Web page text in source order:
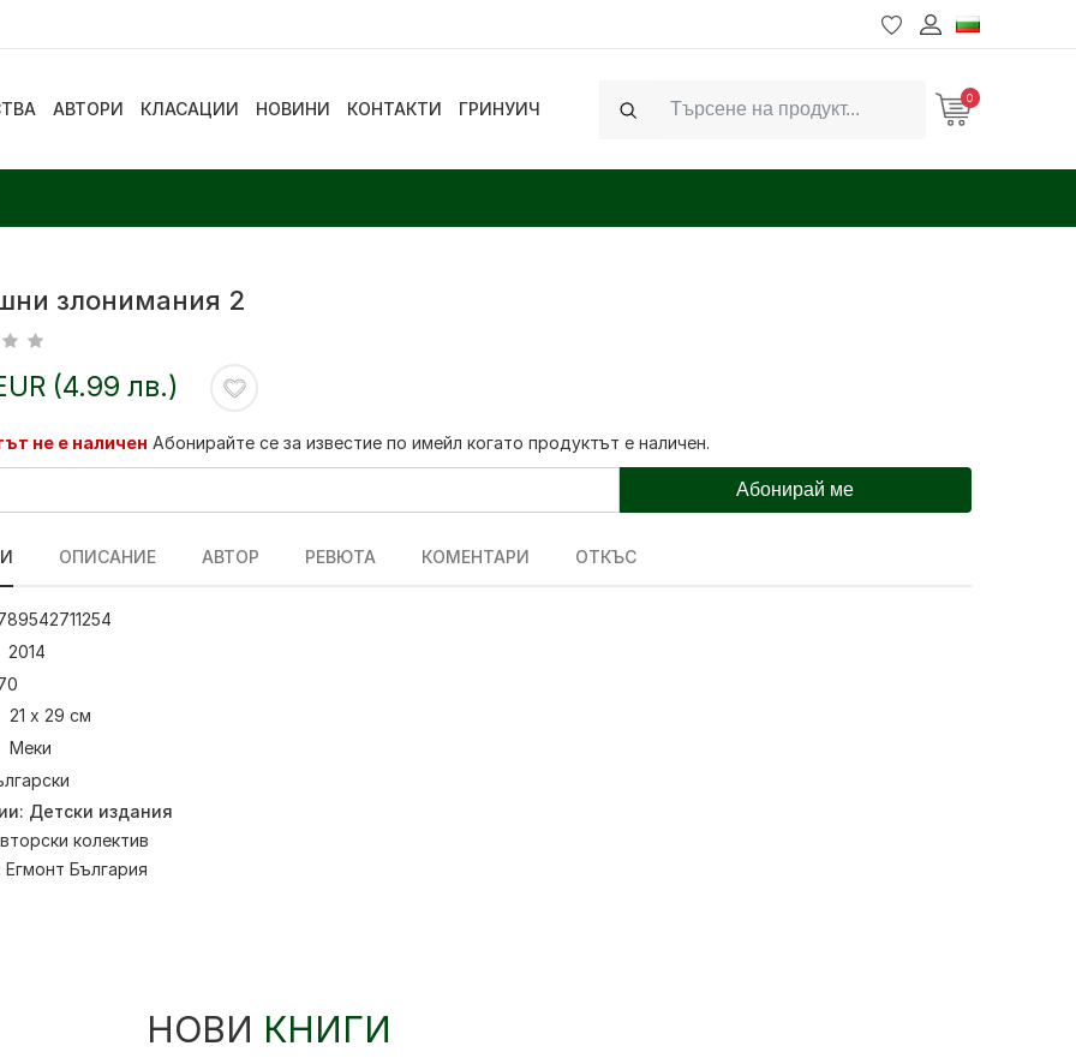
АВТОРИ КЛАСАЦИИ НОВИНИ КОНТАКТИ ГРИНУИЧ
Search
0
злонимания 2
(4.99 лв.)
не е наличен Абонирайте се за известие по имейл когато продуктът е наличен.
Абонирай ме
ОПИСАНИЕ АВТОР РЕВЮТА КОМЕНТАРИ ОТКЪС
2014
21 х 29 см
Меки
Детски издания
колектив
Егмонт България
НОВИ КНИГИ